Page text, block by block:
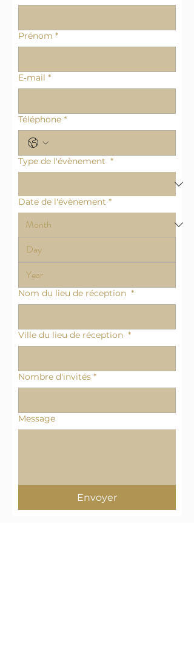
Prénom *
E‑mail *
Téléphone *
Type de l'évènement *
Date de l'évènement *
Nom du lieu de réception *
Ville du lieu de réception *
Nombre d'invités *
Message
Envoyer